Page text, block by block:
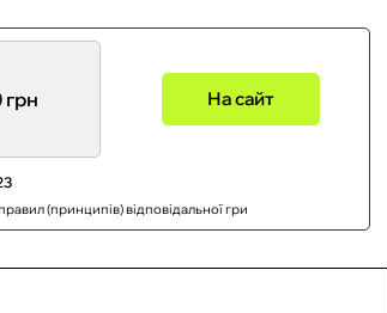
грн На сайт
(принципів) відповідальної гри